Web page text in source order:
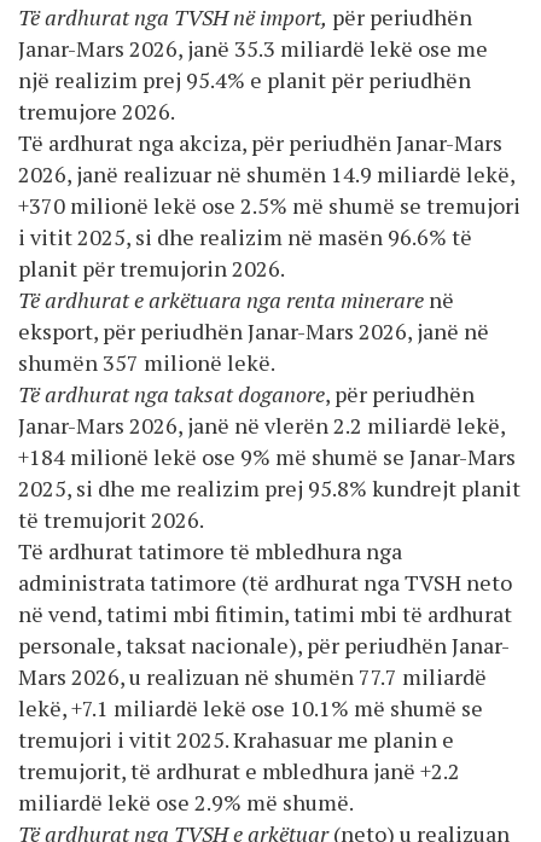
Të ardhurat nga TVSH në import, për periudhën
Janar-Mars 2026, janë 35.3 miliardë lekë ose me
një realizim prej 95.4% e planit për periudhën
tremujore 2026.
Të ardhurat nga akciza, për periudhën Janar-Mars
2026, janë realizuar në shumën 14.9 miliardë lekë,
+370 milionë lekë ose 2.5% më shumë se tremujori
i vitit 2025, si dhe realizim në masën 96.6% të
planit për tremujorin 2026.
Të ardhurat e arkëtuara nga renta minerare në
eksport, për periudhën Janar-Mars 2026, janë në
shumën 357 milionë lekë.
Të ardhurat nga taksat doganore, për periudhën
Janar-Mars 2026, janë në vlerën 2.2 miliardë lekë,
+184 milionë lekë ose 9% më shumë se Janar-Mars
2025, si dhe me realizim prej 95.8% kundrejt planit
të tremujorit 2026.
Të ardhurat tatimore të mbledhura nga
administrata tatimore (të ardhurat nga TVSH neto
në vend, tatimi mbi fitimin, tatimi mbi të ardhurat
personale, taksat nacionale), për periudhën Janar-
Mars 2026, u realizuan në shumën 77.7 miliardë
lekë, +7.1 miliardë lekë ose 10.1% më shumë se
tremujori i vitit 2025. Krahasuar me planin e
tremujorit, të ardhurat e mbledhura janë +2.2
miliardë lekë ose 2.9% më shumë.
Të ardhurat nga TVSH e arkëtuar(neto) u realizuan